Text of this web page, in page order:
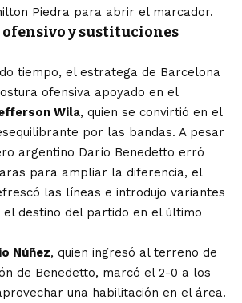
Piedra para abrir el marcador.
y sustituciones
tiempo, el estratega de Barcelona
ofensiva apoyado en el
Wila, quien se convirtió en el
por las bandas. A pesar
argentino Darío Benedetto erró
para ampliar la diferencia, el
las líneas e introdujo variantes
el destino del partido en el último
Núñez, quien ingresó al terreno de
de Benedetto, marcó el 2-0 a los
una habilitación en el área.